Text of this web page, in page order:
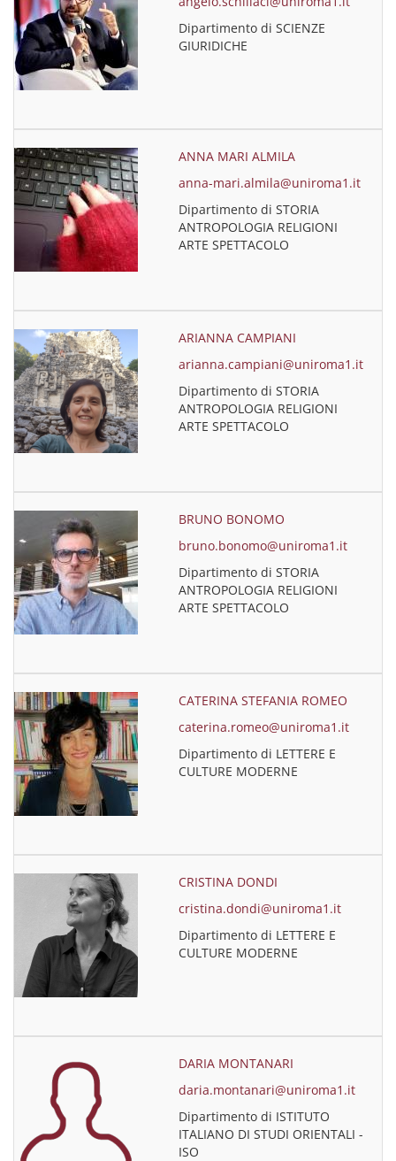
Dipartimento di SCIENZE
GIURIDICHE
ANNA MARI ALMILA
anna-mari.almila@uniroma1.it
Dipartimento di STORIA
ANTROPOLOGIA RELIGIONI
ARTE SPETTACOLO
ARIANNA CAMPIANI
arianna.campiani@uniroma1.it
Dipartimento di STORIA
ANTROPOLOGIA RELIGIONI
ARTE SPETTACOLO
BRUNO BONOMO
bruno.bonomo@uniroma1.it
Dipartimento di STORIA
ANTROPOLOGIA RELIGIONI
ARTE SPETTACOLO
CATERINA STEFANIA ROMEO
caterina.romeo@uniroma1.it
Dipartimento di LETTERE E
CULTURE MODERNE
CRISTINA DONDI
cristina.dondi@uniroma1.it
Dipartimento di LETTERE E
CULTURE MODERNE
DARIA MONTANARI
daria.montanari@uniroma1.it
Dipartimento di ISTITUTO
ITALIANO DI STUDI ORIENTALI -
ISO